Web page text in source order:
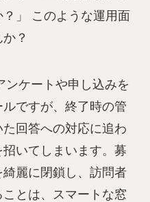
」 このような運用面
？
ンケートや申し込みを
ですが、終了時の管
回答への対応に追わ
いてしまいます。募
麗に閉鎖し、訪問者
とは、スマートな窓